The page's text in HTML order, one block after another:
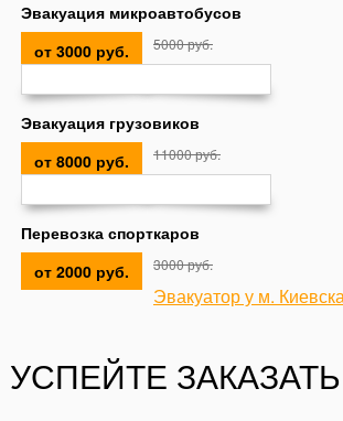
Эвакуация микроавтобусов
от 3000 руб.
5000 руб.
Эвакуация грузовиков
от 8000 руб.
11000 руб.
Перевозка спорткаров
от 2000 руб.
3000 руб.
Эвакуатор у м.
УСПЕЙТЕ